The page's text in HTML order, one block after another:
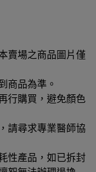
賣場之商品圖片僅
商品為準。
行購買，避免顏色
請尋求專業醫師協
性產品，如已拆封